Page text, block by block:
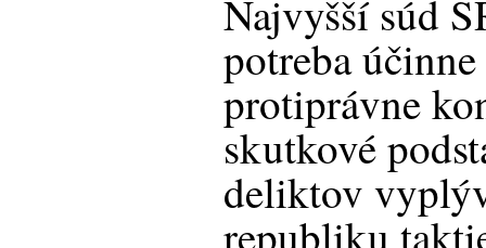
Najvyšší súd
potreba
protiprávne
skutkové
deliktov
republiku